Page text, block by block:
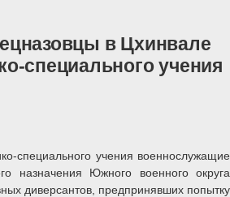
в Цхинвале
специального учения
специального учения военнослужащие
назначения Южного военного округа
диверсантов, предпринявших попытку